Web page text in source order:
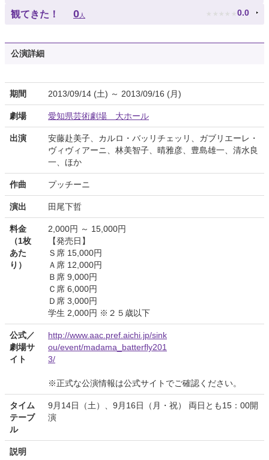
観てきた！ 0人 ★ ★ ★ ★ ★ 0.0
公演詳細
期間 2013/09/14 (土) ～ 2013/09/16 (月)
劇場 愛知県芸術劇場 大ホール
出演
安藤赴美子、カルロ・バッリチェッリ、ガブリエーレ・
ヴィヴィアーニ、林美智子、晴雅彦、豊島雄一、清水良
一、ほか
作曲 プッチーニ
演出 田尾下哲
料金
（1枚
あた
り）
2,000円 ～ 15,000円
【発売日】
Ｓ席 15,000円
Ａ席 12,000円
Ｂ席 9,000円
Ｃ席 6,000円
Ｄ席 3,000円
学生 2,000円 ※２５歳以下
公式／
劇場サ
イト
http://www.aac.pref.aichi.jp/sink
ou/event/madama_batterfly201
3/
※正式な公演情報は公式サイトでご確認ください。
タイム
テーブ
ル
9月14日（土）、9月16日（月・祝） 両日とも15：00開
演
説明